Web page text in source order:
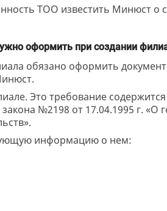
ТОО известить Минюст о
оформить при создании
обязано оформить
Это требование
№2198 от 17.04.1995 г. «О
информацию о нем: